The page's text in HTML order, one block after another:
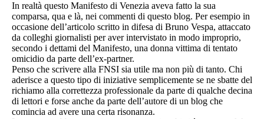
In realtà questo Manifesto di Venezia aveva fatto la sua
comparsa, qua e là, nei commenti di questo blog. Per esempio in
occasione dell’articolo scritto in difesa di Bruno Vespa, attaccato
da colleghi giornalisti per aver intervistato in modo improprio,
secondo i dettami del Manifesto, una donna vittima di tentato
omicidio da parte dell’ex-partner.
Penso che scrivere alla FNSI sia utile ma non più di tanto. Chi
aderisce a questo tipo di iniziative semplicemente se ne sbatte del
richiamo alla correttezza professionale da parte di qualche decina
di lettori e forse anche da parte dell’autore di un blog che
comincia ad avere una certa risonanza.